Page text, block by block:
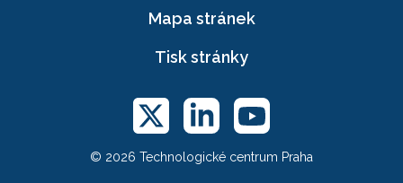
Mapa stránek
Tisk stránky
© 2026 Technologické centrum Praha